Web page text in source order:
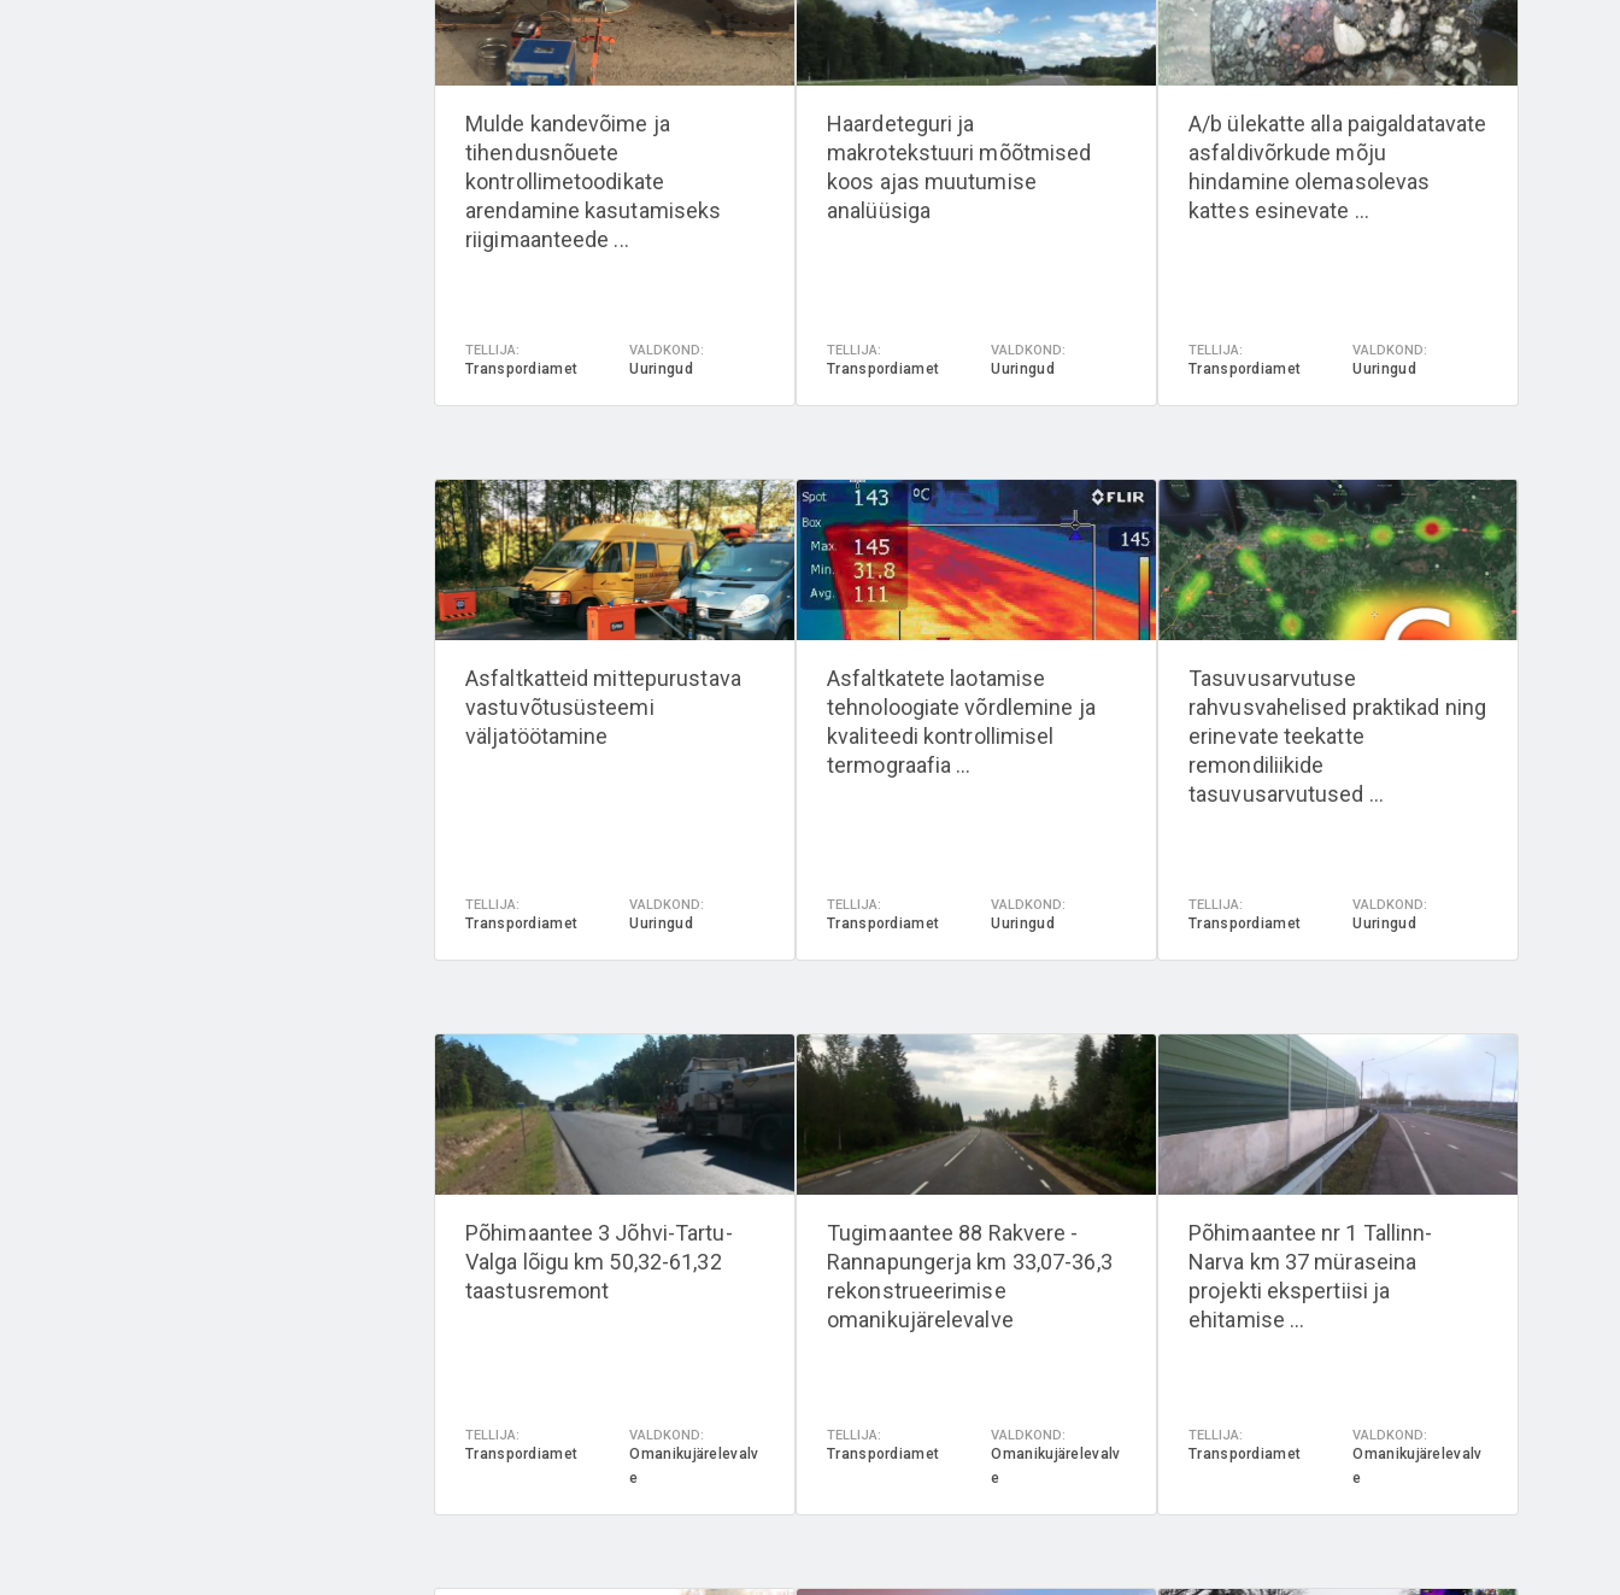
Mulde kandevõime ja
tihendusnõuete
kontrollimetoodikate
arendamine kasutamiseks
riigimaanteede ...
TELLIJA:
Transpordiamet
VALDKOND:
Uuringud
Haardeteguri ja
makrotekstuuri mõõtmised
koos ajas muutumise
analüüsiga
TELLIJA:
Transpordiamet
VALDKOND:
Uuringud
A/b ülekatte alla paigaldatavate
asfaldivõrkude mõju
hindamine olemasolevas
kattes esinevate ...
TELLIJA:
Transpordiamet
VALDKOND:
Uuringud
Asfaltkatteid mittepurustava
vastuvõtusüsteemi
väljatöötamine
TELLIJA:
Transpordiamet
VALDKOND:
Uuringud
Asfaltkatete laotamise
tehnoloogiate võrdlemine ja
kvaliteedi kontrollimisel
termograafia ...
TELLIJA:
Transpordiamet
VALDKOND:
Uuringud
Tasuvusarvutuse
rahvusvahelised praktikad ning
erinevate teekatte
remondiliikide
tasuvusarvutused ...
TELLIJA:
Transpordiamet
VALDKOND:
Uuringud
Põhimaantee 3 Jõhvi-Tartu-
Valga lõigu km 50,32-61,32
taastusremont
TELLIJA:
Transpordiamet
VALDKOND:
Omanikujärelevalv
e
Tugimaantee 88 Rakvere -
Rannapungerja km 33,07-36,3
rekonstrueerimise
omanikujärelevalve
TELLIJA:
Transpordiamet
VALDKOND:
Omanikujärelevalv
e
Põhimaantee nr 1 Tallinn-
Narva km 37 müraseina
projekti ekspertiisi ja
ehitamise ...
TELLIJA:
Transpordiamet
VALDKOND:
Omanikujärelevalv
e